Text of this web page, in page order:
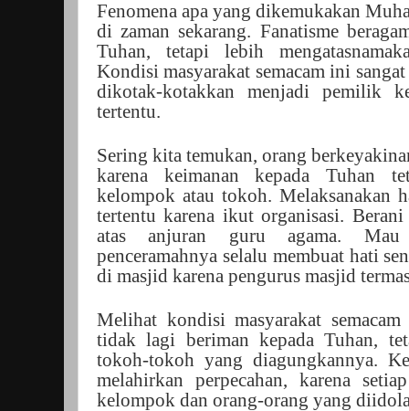
Fenomena apa yang dikemukakan
di zaman sekarang. Fanatisme
Tuhan, tetapi lebih
Kondisi masyarakat semacam ini
dikotak-kotakkan menjadi pemilik
tertentu.
Sering kita temukan, orang
karena keimanan kepada Tuhan
kelompok atau tokoh. Melaksanakan
tertentu karena ikut organisasi. Berani
atas anjuran guru agama.
penceramahnya selalu membuat hati
di masjid karena pengurus masjid
Melihat kondisi masyarakat
tidak lagi beriman kepada Tuhan,
tokoh-tokoh yang diagungkannya.
melahirkan perpecahan, karena
kelompok dan orang-orang yang